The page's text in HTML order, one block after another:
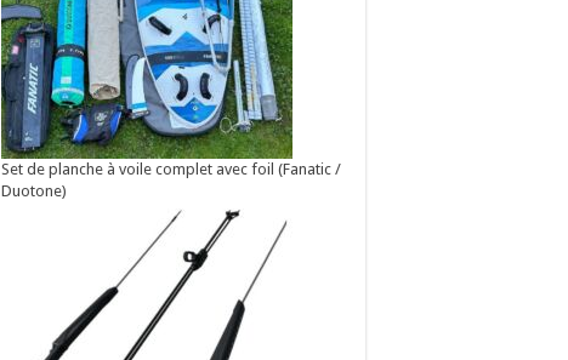
Set de planche à voile complet avec foil (Fanatic /
Duotone)